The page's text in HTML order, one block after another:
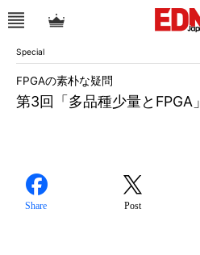
Special
第3回「多品種少量とFPGA」
FPGAの素朴な疑問
Share Post